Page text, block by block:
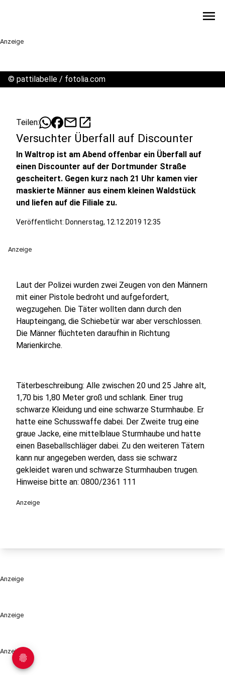
menu
Anzeige
Anzeige
Anzeige
© pattilabelle / fotolia.com
Teilen: mailopen_in_new
Versuchter Überfall auf Discounter
In Waltrop ist am Abend offenbar ein Überfall auf
einen Discounter auf der Dortmunder Straße
gescheitert. Gegen kurz nach 21 Uhr kamen vier
maskierte Männer aus einem kleinen Waldstück
und liefen auf die Filiale zu.
Veröffentlicht: Donnerstag, 12.12.2019 12:35
Anzeige
Laut der Polizei wurden zwei Zeugen von den Männern
mit einer Pistole bedroht und aufgefordert,
wegzugehen. Die Täter wollten dann durch den
Haupteingang, die Schiebetür war aber verschlossen.
Die Männer flüchteten daraufhin in Richtung
Marienkirche.
Täterbeschreibung: Alle zwischen 20 und 25 Jahre alt,
1,70 bis 1,80 Meter groß und schlank. Einer trug
schwarze Kleidung und eine schwarze Sturmhaube. Er
hatte eine Schusswaffe dabei. Der Zweite trug eine
graue Jacke, eine mittelblaue Sturmhaube und hatte
einen Baseballschläger dabei. Zu den weiteren Tätern
kann nur angegeben werden, dass sie schwarz
gekleidet waren und schwarze Sturmhauben trugen.
Hinweise bitte an: 0800/2361 111
Anzeige
Anzeige